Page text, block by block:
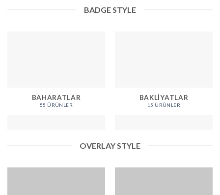
BADGE STYLE
BAHARATLAR
55 ÜRÜNLER
BAKLIYATLAR
15 ÜRÜNLER
OVERLAY STYLE